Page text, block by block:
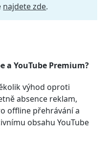
najdete zde.
a YouTube Premium?
výhod oproti
absence reklam,
offline přehrávání a
obsahu YouTube